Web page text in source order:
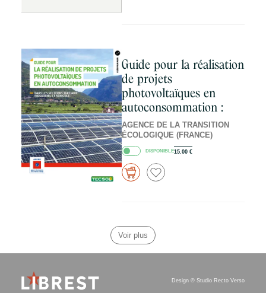
Guide pour la réalisation
de projets
photovoltaïques en
autoconsommation :
AGENCE DE LA TRANSITION
ÉCOLOGIQUE (FRANCE)
DISPONIBLE15.00 €
Voir plus
Design © Studio Recto Verso